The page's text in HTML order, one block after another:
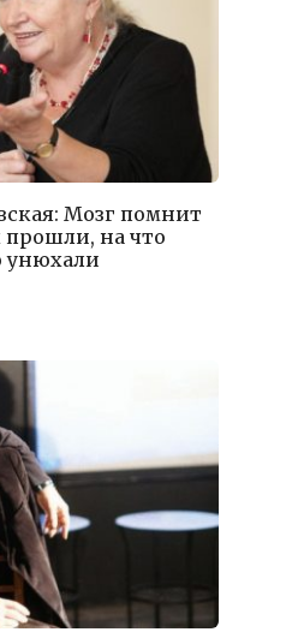
Мозг помнит
прошли, на что
унюхали